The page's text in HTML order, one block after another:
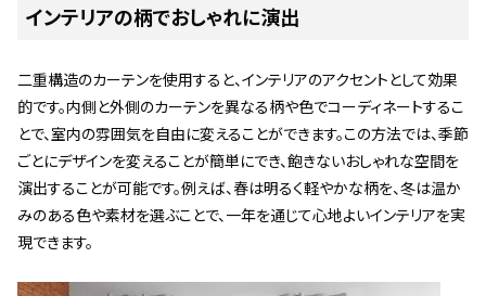
インテリアの柄でおしゃれに演出
二重構造のカーテンを使用すると、インテリアのアクセントとして効果
的です。内側と外側のカーテンを異なる柄や色でコーディネートするこ
とで、室内の雰囲気を自由に変えることができます。この方法では、季節
ごとにデザインを変えることが簡単にでき、飽きないおしゃれな空間を
演出することが可能です。例えば、春は明るく軽やかな柄を、冬は温か
みのある色や素材を選ぶことで、一年を通じて心地よいインテリアを実
現できます。